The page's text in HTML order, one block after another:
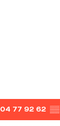
04 77 92 62 ▒▒